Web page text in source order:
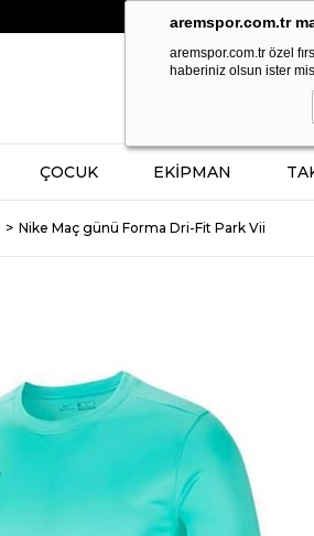
aremspor.com.tr
aremspor.com.tr özel
haberiniz olsun ister
BERABER
ÇOCUK EKİPMAN
Nike Maç günü Forma Dri-Fit Park Vii